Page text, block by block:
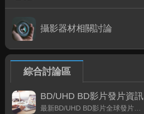
攝影器材相關討論
綜合討論區
BD/UHD BD影片發片資訊